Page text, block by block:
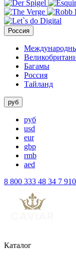
Россия
Багамы
Россия
Тайланд
руб
руб
usd
eur
gbp
rmb
aed
8 800 333 48 34 7
Каталог